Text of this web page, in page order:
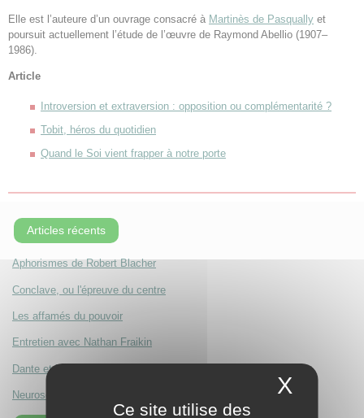
Elle est l’auteure d’un ouvrage consacré à Martinès de Pasqually et
poursuit actuellement l’étude de l’œuvre de Raymond Abellio (1907–
1986).
Article
Introversion et extraversion : opposition ou complémentarité ?
Tobit, héros du quotidien
Quand le Soi vient frapper à notre porte
Articles récents
Aphorismes de Robert Blacher
Conclave, ou l'épreuve du centre
Les affamés du pouvoir
Entretien avec Nathan Fraikin
Dante et l'amour
Neurosciences, IA
Ce site utilise des
X